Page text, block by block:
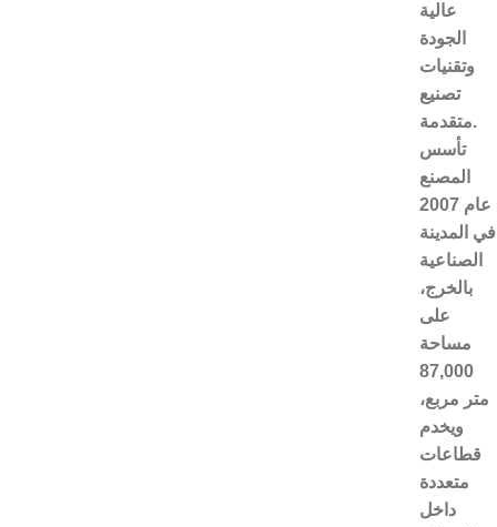
عالية
الجودة
وتقنيات
تصنيع
متقدمة.
تأسس
المصنع
عام 2007
في المدينة
الصناعية
بالخرج،
على
مساحة
87,000
متر مربع،
ويخدم
قطاعات
متعددة
داخل